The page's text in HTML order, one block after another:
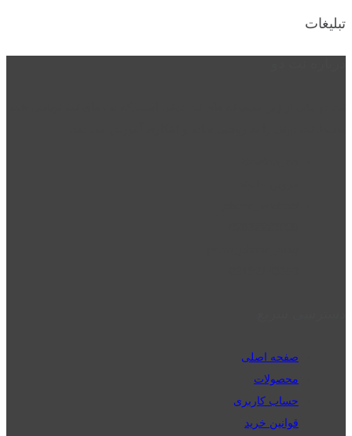
تبلیغات
صفحه اصلی
محصولات
حساب کاربری
قوانین خرید